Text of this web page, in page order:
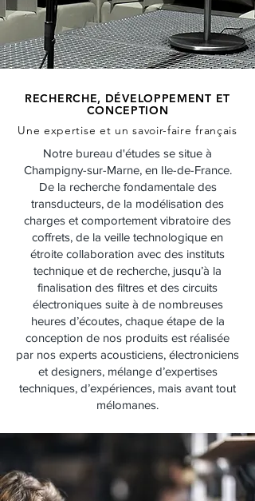
RECHERCHE, DÉVELOPPEMENT ET
CONCEPTION
Une expertise et un savoir-faire français
Notre bureau d'études se situe à
Champigny-sur-Marne, en Ile-de-France.
De la recherche fondamentale des
transducteurs, de la modélisation des
charges et comportement vibratoire des
coffrets, de la veille technologique en
étroite collaboration avec des instituts
technique et de recherche, jusqu’à la
finalisation des filtres et des circuits
électroniques suite à de nombreuses
heures d’écoutes, chaque étape de la
conception de nos produits est réalisée
par nos experts acousticiens, électroniciens
et designers, mélange d’expertises
techniques, d’expériences, mais avant tout
mélomanes.